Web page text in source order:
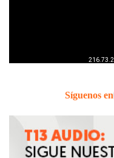
Síguenos en